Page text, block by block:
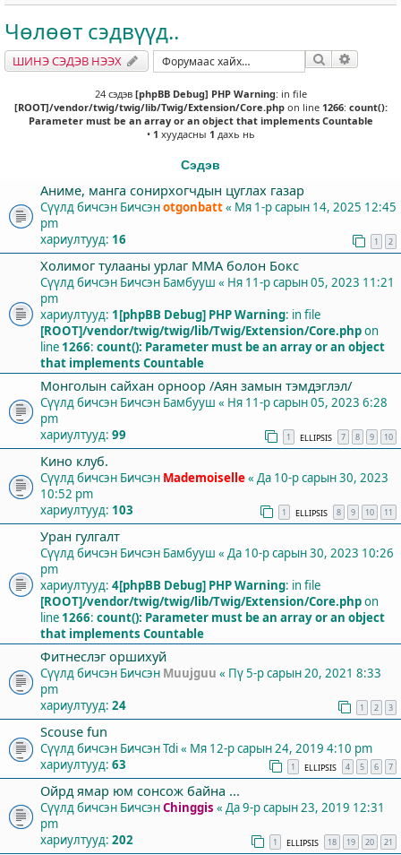
Чөлөөт сэдвүүд..
ШИНЭ СЭДЭВ НЭЭХ Хайлт
24 сэдэв [phpBB Debug] PHP Warning: in file
[ROOT]/vendor/twig/twig/lib/Twig/Extension/Core.phpon line 1266: count():
Parameter must be an array or an object that implements Countable
• 1 хуудасны 1 дахь нь
Сэдэв
Аниме, манга сонирхогчдын цуглах газар
Сүүлд бичсэн Бичсэнotgonbatt« Мя 1-р сарын 14, 2025 12:45
pm
хариултууд: 16 1 2
Холимог тулааны урлаг ММА болон Бокс
Сүүлд бичсэн Бичсэн Бамбууш « Ня 11-р сарын 05, 2023 11:21
pm
хариултууд: 1[phpBB Debug] PHP Warning: in file
[ROOT]/vendor/twig/twig/lib/Twig/Extension/Core.phpon
line 1266: count(): Parameter must be an array or an object
that implements Countable
Монголын сайхан орноор /Аян замын тэмдэглэл/
Сүүлд бичсэн Бичсэн Бамбууш « Ня 11-р сарын 05, 2023 6:28
pm
хариултууд: 99 1 ELLIPSIS 7 8 9 10
Кино клуб.
Сүүлд бичсэн Бичсэн Mademoiselle« Да 10-р сарын 30, 2023
10:52 pm
хариултууд: 103 1 ELLIPSIS 8 9 10 11
Уран гулгалт
Сүүлд бичсэн Бичсэн Бамбууш « Да 10-р сарын 30, 2023 10:26
pm
хариултууд: 4[phpBB Debug] PHP Warning: in file
[ROOT]/vendor/twig/twig/lib/Twig/Extension/Core.phpon
line 1266: count(): Parameter must be an array or an object
that implements Countable
Фитнеслэг оршихуй
Сүүлд бичсэн Бичсэн Muujguu « Пү 5-р сарын 20, 2021 8:33
pm
хариултууд: 24 1 2 3
Scouse fun
Сүүлд бичсэн БичсэнTdi« Мя 12-р сарын 24, 2019 4:10 pm
хариултууд: 63 1 ELLIPSIS 4 5 6 7
Ойрд ямар юм сонсож байна ...
Сүүлд бичсэн БичсэнChinggis « Да 9-р сарын 23, 2019 12:31
pm
хариултууд: 202 1 ELLIPSIS 18 19 20 21